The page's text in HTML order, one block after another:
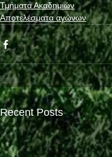
Τμήματα Ακαδημιών
Αποτελέσματα αγώνων
Recent Posts